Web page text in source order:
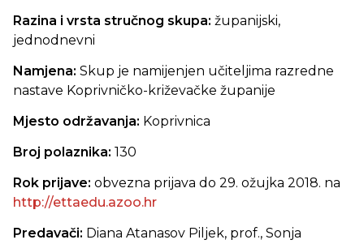
Razina i vrsta stručnog skupa: županijski,
jednodnevni
Namjena: Skup je namijenjen učiteljima razredne
nastave Koprivničko-križevačke županije
Mjesto održavanja: Koprivnica
Broj polaznika: 130
Rok prijave: obvezna prijava do 29. ožujka 2018. na
http://ettaedu.azoo.hr
Predavači: Diana Atanasov Piljek, prof., Sonja